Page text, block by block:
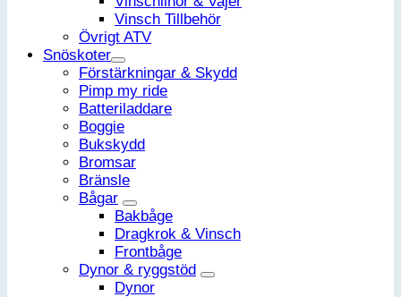
Vinsch Tillbehör
Övrigt ATV
Snöskoter
Förstärkningar & Skydd
Pimp my ride
Batteriladdare
Boggie
Bukskydd
Bromsar
Bränsle
Bågar
Bakbåge
Dragkrok & Vinsch
Frontbåge
Dynor & ryggstöd
Dynor